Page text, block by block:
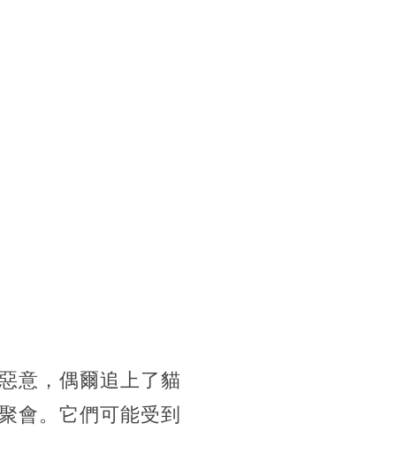
意，偶爾追上了貓
會。它們可能受到